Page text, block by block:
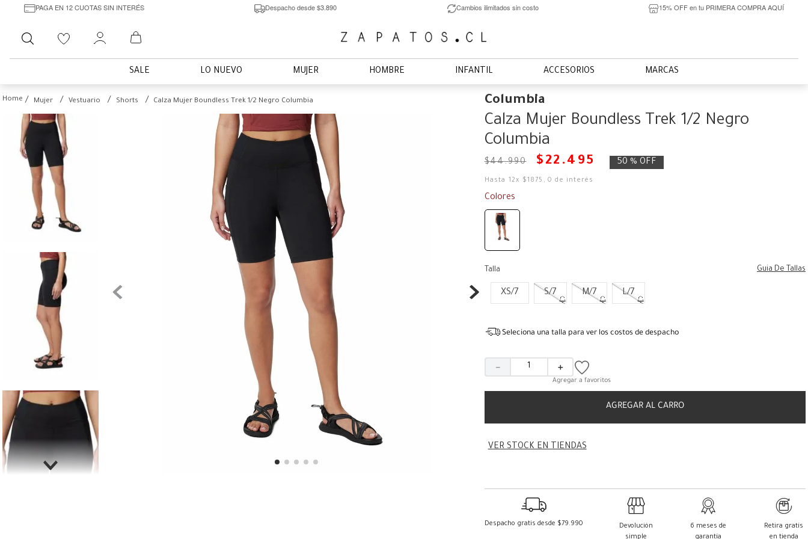
PAGA EN 12 CUOTAS SIN INTERÉS Despacho desde $3.890 Cambios ilimitados sin costo 15% OFF en tu PRIMERA COMPRA AQUÍ
Buscar
SALE LO NUEVO MUJER HOMBRE INFANTIL ACCESORIOS MARCAS
Mujer Vestuario Shorts Calza Mujer Boundless Trek 1/2 Negro Columbia Columbia
Calza Mujer Boundless Trek 1/2 Negro
Columbia
$44.990 $ 22 . 495 50 % OFF
Hasta 12x $1875 ,0 de interés
Colores
Talla Guia De Tallas
XS/7 S/7 M/7 L/7
Seleciona una talla para ver los costos de despacho
＋
－
AGREGAR AL CARRO
VER STOCK EN TIENDAS
Despacho gratis desde $79.990
Devolución
simple
6 meses de
garantía
Retira gratis
en tienda